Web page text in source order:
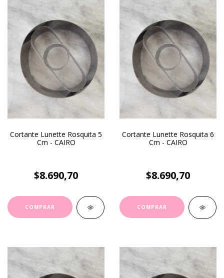
Cortante Lunette Rosquita 5
Cm - CAIRO
$8.690,70
Cortante Lunette Rosquita 6
Cm - CAIRO
$8.690,70